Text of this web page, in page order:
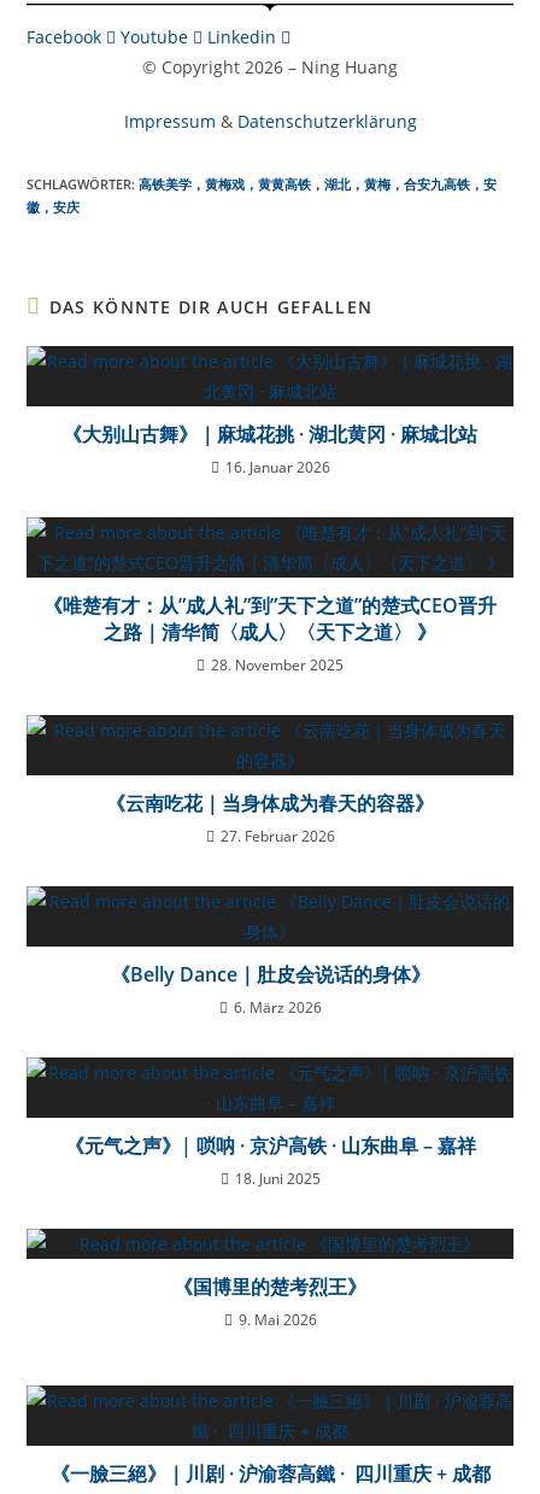
Facebook Youtube
Linkedin
© Copyright 2026 – Ning Huang
Impressum & Datenschutzerklärung
SCHLAGWÖRTER:高铁美学，黄梅戏，黄黄高铁，湖北，黄梅，合安九高铁，安
徽，安庆
DAS KÖNNTE DIR AUCH GEFALLEN
《大别山古舞》｜麻城花挑 · 湖北黄冈 · 麻城北站
16. Januar 2026
《唯楚有才：从”成人礼”到”天下之道”的楚式CEO晋升
之路｜清华简〈成人〉〈天下之道〉 》
28. November 2025
《云南吃花｜当身体成为春天的容器》
27. Februar 2026
《Belly Dance｜肚皮会说话的身体》
6. März 2026
《元气之声》| 唢呐 · 京沪高铁 · 山东曲阜 – 嘉祥
18. Juni 2025
《国博里的楚考烈王》
9. Mai 2026
《一臉三絕》｜川剧 · 沪渝蓉高鐵 · 四川重庆 + 成都